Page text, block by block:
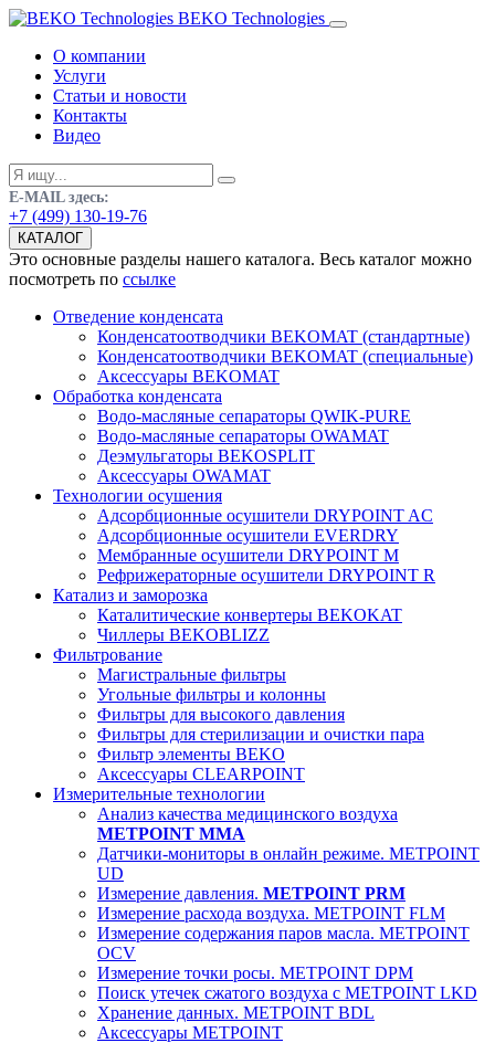
BEKO Technologies
О компании
Услуги
Статьи и новости
Контакты
Видео
E-MAIL здесь:
+7 (499) 130-19-76
КАТАЛОГ
Это основные разделы нашего каталога. Весь каталог можно
посмотреть по ссылке
Отведение конденсата
Конденсатоотводчики BEKOMAT (стандартные)
Конденсатоотводчики BEKOMAT (специальные)
Аксессуары BEKOMAT
Обработка конденсата
Водо-масляные сепараторы QWIK-PURE
Водо-масляные сепараторы OWAMAT
Деэмульгаторы BEKOSPLIT
Аксессуары OWAMAT
Технологии осушения
Адсорбционные осушители DRYPOINT AC
Адсорбционные осушители EVERDRY
Мембранные осушители DRYPOINT M
Рефрижераторные осушители DRYPOINT R
Катализ и заморозка
Каталитические конвертеры BEKOKAT
Чиллеры BEKOBLIZZ
Фильтрование
Магистральные фильтры
Угольные фильтры и колонны
Фильтры для высокого давления
Фильтры для стерилизации и очистки пара
Фильтр элементы BEKO
Аксессуары CLEARPOINT
Измерительные технологии
Анализ качества медицинского воздуха
METPOINT MMA
Датчики-мониторы в онлайн режиме. METPOINT
UD
Измерение давления. METPOINT PRM
Измерение расхода воздуха. METPOINT FLM
Измерение содержания паров масла. METPOINT
OCV
Измерение точки росы. METPOINT DPM
Поиск утечек сжатого воздуха с METPOINT LKD
Хранение данных. METPOINT BDL
Аксессуары METPOINT